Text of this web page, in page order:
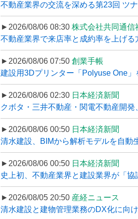
不動産業界の交流を深める第23回 ツ
►2026/08/06 08:30 株式会社共同通信
不動産業界で来店率と成約率を上げ
►2026/08/06 07:50 創業手帳
建設用3Dプリンター「Polyuse One
►2026/08/06 02:30 日本経済新聞
クボタ・三井不動産・関電不動産開
►2026/08/06 00:50 日本経済新聞
清水建設、BIMから解析モデルを自動
►2026/08/06 00:50 日本経済新聞
史上初、不動産業界と建設業界が「協
►2026/08/05 20:50 産経ニュース
清水建設と建物管理業務のDX化に向